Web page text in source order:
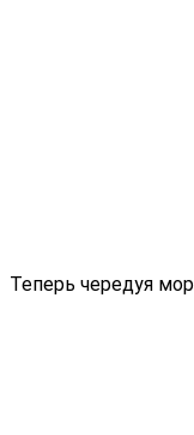
Теперь чередуя